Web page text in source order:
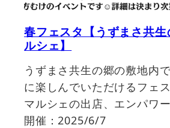
春フェスタ【うずまさ共
ルシェ】
うずまさ共生の郷の敷地内
に楽しんでいただけるフェ
マルシェの出店、エンパワ
開催：2025/6/7